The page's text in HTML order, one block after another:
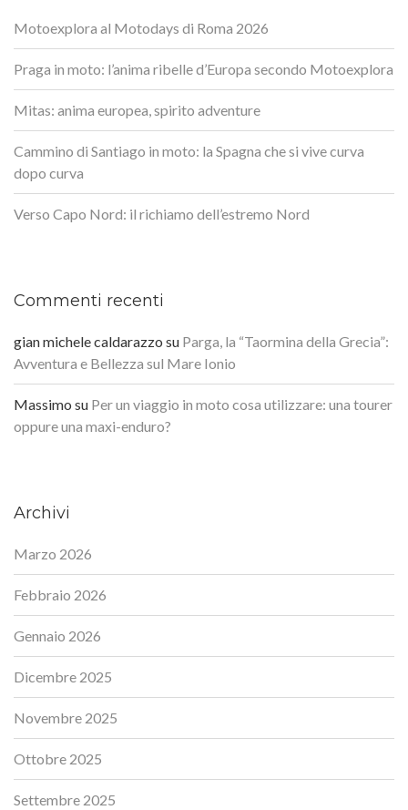
Motoexplora al Motodays di Roma 2026
Praga in moto: l’anima ribelle d’Europa secondo Motoexplora
Mitas: anima europea, spirito adventure
Cammino di Santiago in moto: la Spagna che si vive curva
dopo curva
Verso Capo Nord: il richiamo dell’estremo Nord
Commenti recenti
gian michele caldarazzo su Parga, la “Taormina della Grecia”:
Avventura e Bellezza sul Mare Ionio
Massimo su Per un viaggio in moto cosa utilizzare: una tourer
oppure una maxi-enduro?
Archivi
Marzo 2026
Febbraio 2026
Gennaio 2026
Dicembre 2025
Novembre 2025
Ottobre 2025
Settembre 2025